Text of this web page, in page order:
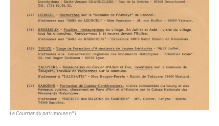
Le Courrier du patrimoine n°1